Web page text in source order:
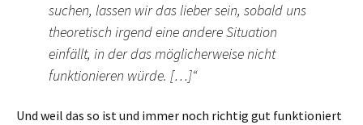
suchen, lassen wir das lieber sein, sobald uns
theoretisch irgend eine andere Situation
einfällt, in der das möglicherweise nicht
funktionieren würde. […]“
Und weil das so ist und immer noch richtig gut funktioniert